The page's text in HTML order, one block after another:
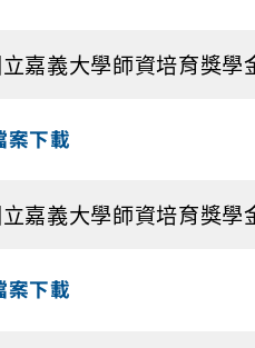
嘉義大學師資培育獎
案下載
嘉義大學師資培育獎
案下載